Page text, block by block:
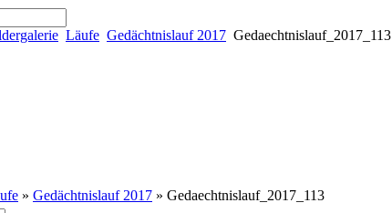
Läufe Gedächtnislauf 2017 Gedaechtnislauf_2017_113
» Gedächtnislauf 2017 » Gedaechtnislauf_2017_113